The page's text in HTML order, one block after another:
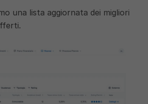
una lista aggiornata dei migliori